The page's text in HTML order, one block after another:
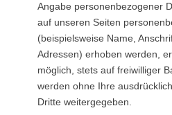
Angabe personenbezogener
auf unseren Seiten
(beispielsweise Name,
Adressen) erhoben werden,
möglich, stets auf freiwilliger
werden ohne Ihre
Dritte weitergegeben.